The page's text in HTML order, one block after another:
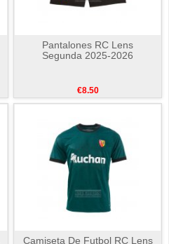
Pantalones RC Lens
Segunda 2025-2026
€8.50
Camiseta De Futbol RC Lens